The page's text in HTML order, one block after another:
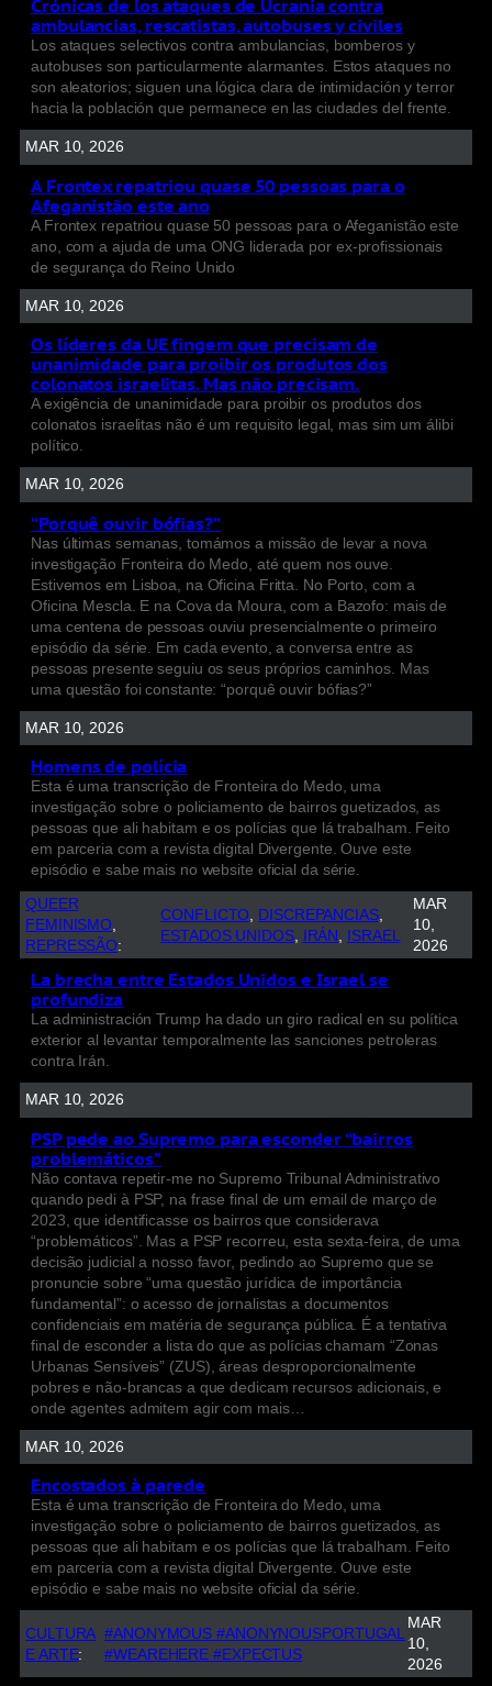
Crónicas de los ataques de Ucrania contra
ambulancias, rescatistas, autobuses y civiles
Los ataques selectivos contra ambulancias, bomberos y
autobuses son particularmente alarmantes. Estos ataques no
son aleatorios; siguen una lógica clara de intimidación y terror
hacia la población que permanece en las ciudades del frente.
MAR 10, 2026
A Frontex repatriou quase 50 pessoas para o
Afeganistão este ano
A Frontex repatriou quase 50 pessoas para o Afeganistão este
ano, com a ajuda de uma ONG liderada por ex-profissionais
de segurança do Reino Unido
MAR 10, 2026
Os líderes da UE fingem que precisam de
unanimidade para proibir os produtos dos
colonatos israelitas. Mas não precisam.
A exigência de unanimidade para proibir os produtos dos
colonatos israelitas não é um requisito legal, mas sim um álibi
político.
MAR 10, 2026
“Porquê ouvir bófias?”
Nas últimas semanas, tomámos a missão de levar a nova
investigação Fronteira do Medo, até quem nos ouve.
Estivemos em Lisboa, na Oficina Fritta. No Porto, com a
Oficina Mescla. E na Cova da Moura, com a Bazofo: mais de
uma centena de pessoas ouviu presencialmente o primeiro
episódio da série. Em cada evento, a conversa entre as
pessoas presente seguiu os seus próprios caminhos. Mas
uma questão foi constante: “porquê ouvir bófias?”
MAR 10, 2026
Homens de polícia
Esta é uma transcrição de Fronteira do Medo, uma
investigação sobre o policiamento de bairros guetizados, as
pessoas que ali habitam e os polícias que lá trabalham. Feito
em parceria com a revista digital Divergente. Ouve este
episódio e sabe mais no website oficial da série.
QUEER
FEMINISMO
REPRESSÃO:
CONFLICTO DISCREPANCIAS
ESTADOS UNIDOS, IRÁN ISRAEL
MAR
10,
2026
La brecha entre Estados Unidos e Israel se
profundiza
La administración Trump ha dado un giro radical en su política
exterior al levantar temporalmente las sanciones petroleras
contra Irán.
MAR 10, 2026
PSP pede ao Supremo para esconder “bairros
problemáticos”
Não contava repetir-me no Supremo Tribunal Administrativo
quando pedi à PSP, na frase final de um email de março de
2023, que identificasse os bairros que considerava
“problemáticos”. Mas a PSP recorreu, esta sexta-feira, de uma
decisão judicial a nosso favor, pedindo ao Supremo que se
pronuncie sobre “uma questão jurídica de importância
fundamental”: o acesso de jornalistas a documentos
confidenciais em matéria de segurança pública. É a tentativa
final de esconder a lista do que as polícias chamam “Zonas
Urbanas Sensíveis” (ZUS), áreas desproporcionalmente
pobres e não-brancas a que dedicam recursos adicionais, e
onde agentes admitem agir com mais…
MAR 10, 2026
Encostados à parede
Esta é uma transcrição de Fronteira do Medo, uma
investigação sobre o policiamento de bairros guetizados, as
pessoas que ali habitam e os polícias que lá trabalham. Feito
em parceria com a revista digital Divergente. Ouve este
episódio e sabe mais no website oficial da série.
CULTURA
E ARTE:
#ANONYMOUS #ANONYNOUSPORTUGAL
#WEAREHERE #EXPECTUS
MAR
10,
2026